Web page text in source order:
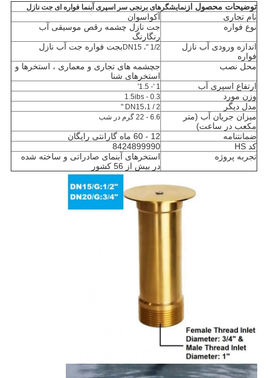
توضیحات محصول از نمایشگرهای برنجی سر اسپری آبنما فواره ای جت نازل
نام تجاری
آکواسوان
نوع فواره
جت نازل چشمه رقص موسیقی آب
رنگارنگ
اندازه ورودی آب نازل
فواره
1/2 "، DN15 بجت فواره جت آب نازل
محل نصب جچشمه های تجاری و معماری ، استخرها و
استخرهای شنا
ارتفاع اسپری آب
1 '- 1.5'
وزن مورد 0.3 - 1.5ibs
مدل دیگر DN15،1 / 2 "
میزان جریان آب (متر
مکعب در ساعت)
6.6 - 22 گرم در شب
ضمانتنامه
12 - 60 ماه گارانتی رایگان
کد HS
8424899990
تجربه پروژه
استخرهای آبنمای صادراتی و ساخته شده
در بیش از 56 کشور